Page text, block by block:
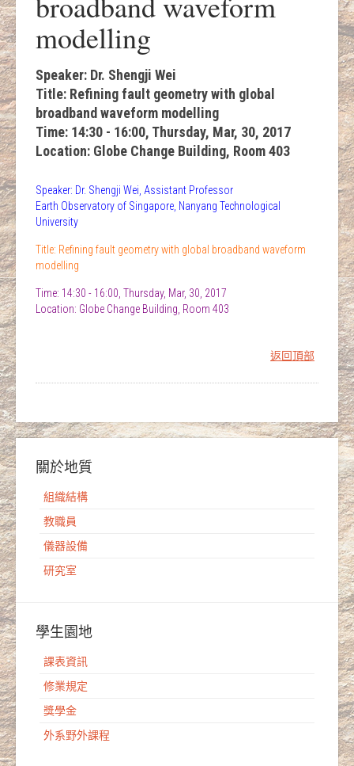
modelling
Speaker: Dr. Shengji Wei
Title: Refining fault geometry with global
broadband waveform modelling
Time: 14:30 - 16:00, Thursday, Mar, 30, 2017
Location: Globe Change Building, Room 403
Speaker: Dr. Shengji Wei, Assistant Professor
Earth Observatory of Singapore, Nanyang Technological
University
Title: Refining fault geometry with global broadband waveform
modelling
Time: 14:30 - 16:00, Thursday, Mar, 30, 2017
Location: Globe Change Building, Room 403
返回頂部
關於地質
組織結構
教職員
儀器設備
研究室
學生園地
課表資訊
修業規定
獎學金
外系野外課程